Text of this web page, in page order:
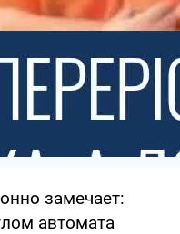
замечает:
автомата